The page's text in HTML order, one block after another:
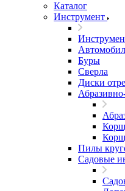
Каталог
Инструмент
Буры
Сверла
Диски
Пилы
Садовые